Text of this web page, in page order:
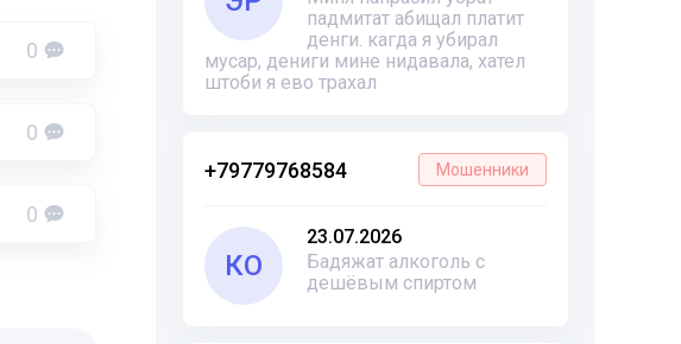
падмитат абищал платит
денги. кагда я убирал
мусар, дениги мине нидавала, хател
штоби я ево трахал
+79779768584 Мошенники
КО
23.07.2026
Бадяжат алкоголь с
дешёвым спиртом
0
0
0